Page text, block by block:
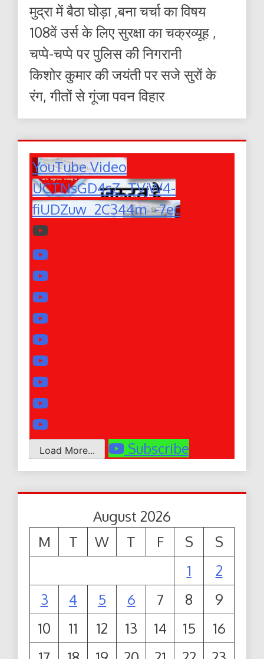
मुद्रा में बैठा घोड़ा ,बना चर्चा का विषय
108वें उर्स के लिए सुरक्षा का चक्रव्यूह ,
चप्पे-चप्पे पर पुलिस की निगरानी
किशोर कुमार की जयंती पर सजे सुरों के
रंग, गीतों से गूंजा पवन विहार
YouTube Video
UCTNsGD4sZ_TVjW4-
fiUDZuw_2C344m_-7ec
Load More... Subscribe
August 2026
M
T W T F S
S
1
2
3
4 5 6 7 8
9
10
11 12 13 14 15
16